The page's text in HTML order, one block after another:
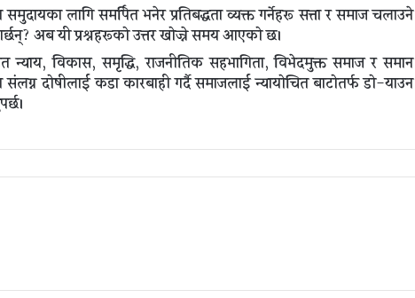
लागि समर्पित भनेर प्रतिबद्धता व्यक्त गर्नेहरू सत्ता र समाज चलाउने
अब यी प्रश्नहरूको उत्तर खोज्ने समय आएको छ।
न्याय, विकास, समृद्धि, राजनीतिक सहभागिता, विभेदमुक्त समाज र समान
दोषीलाई कडा कारबाही गर्दै समाजलाई न्यायोचित बाटोतर्फ डो-याउन